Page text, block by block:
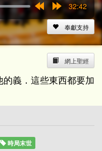
Rewind
15s
Forward
15s
32:42
奉獻支持
網上聖經
義．這些東西都要加
時局末世